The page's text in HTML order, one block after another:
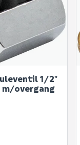
1/2"
overgang